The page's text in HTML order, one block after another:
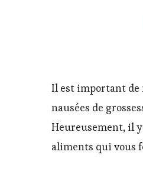
Il est important de
nausées de
Heureusement, il y
aliments qui vous